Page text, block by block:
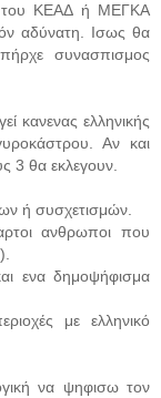
του ΚΕΑΔ ή ΜΕΓΚΑ
αδύνατη. Ισως θα
συνασπισμος
κανενας ελληνικής
Αν και
3 θα εκλεγουν.
ή συσχετισμών.
ανθρωποι που
ενα δημοψήφισμα
με ελληνικό
να ψηφισω τον